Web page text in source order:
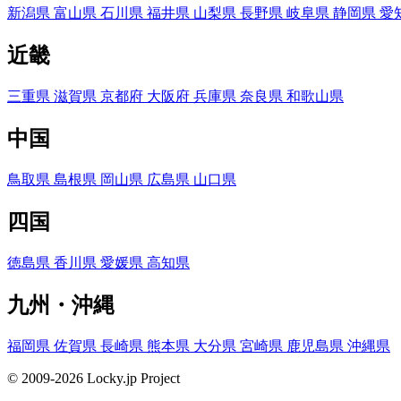
新潟県 富山県 石川県 福井県 山梨県 長野県 岐阜県 静岡県 愛
近畿
三重県 滋賀県 京都府 大阪府 兵庫県 奈良県 和歌山県
中国
鳥取県 島根県 岡山県 広島県 山口県
四国
徳島県 香川県 愛媛県 高知県
九州・沖縄
福岡県 佐賀県 長崎県 熊本県 大分県 宮崎県 鹿児島県 沖縄県
© 2009-2026 Locky.jp Project